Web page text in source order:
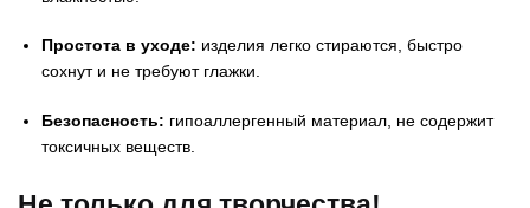
Простота в уходе: изделия легко стираются, быстро
сохнут и не требуют глажки.
Безопасность: гипоаллергенный материал, не содержит
токсичных веществ.